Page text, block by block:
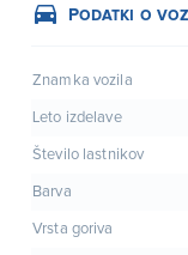
Podatki o
Znamka vozila
Leto izdelave
Število lastnikov
Barva
Vrsta goriva